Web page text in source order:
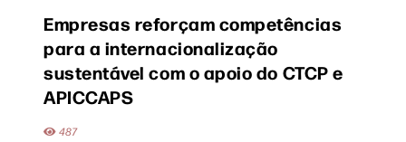
Empresas reforçam competências
para a internacionalização
sustentável com o apoio do CTCP e
APICCAPS
487